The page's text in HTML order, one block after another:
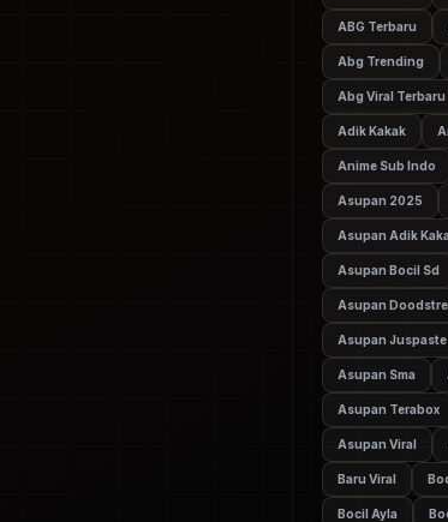
ABG Terbaru
Abg Trending
Abg Viral Terbaru
Adik Kakak
Anime Sub Indo
Asupan 2025
Asupan Adik
Asupan Bocil Sd
Asupan
Asupan Juspaste
Asupan Sma
Asupan Terabox
Asupan Viral
Baru Viral
Bocil Ayla